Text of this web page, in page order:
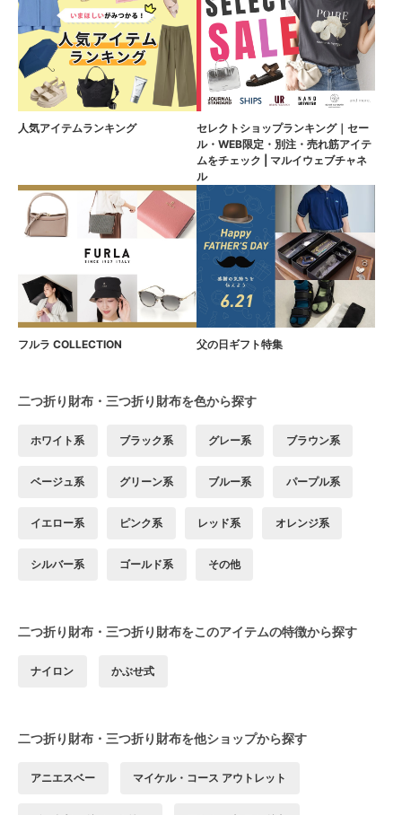
人気アイテムランキング
セレクトショップランキング｜セー
ル・WEB限定・別注・売れ筋アイテ
ムをチェック | マルイウェブチャネ
ル
フルラ COLLECTION 父の日ギフト特集
二つ折り財布・三つ折り財布を色から探す
ホワイト系 ブラック系 グレー系 ブラウン系
ベージュ系 グリーン系 ブルー系 パープル系
イエロー系 ピンク系 レッド系 オレンジ系
シルバー系 ゴールド系 その他
二つ折り財布・三つ折り財布をこのアイテムの特徴から探す
ナイロン かぶせ式
二つ折り財布・三つ折り財布を他ショップから探す
アニエスベー マイケル・コース アウトレット